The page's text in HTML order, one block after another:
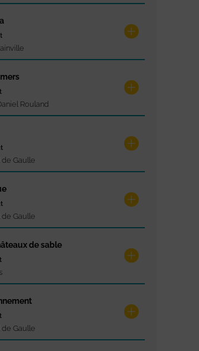
Rouland
de Gaulle
de Gaulle
de sable
de Gaulle